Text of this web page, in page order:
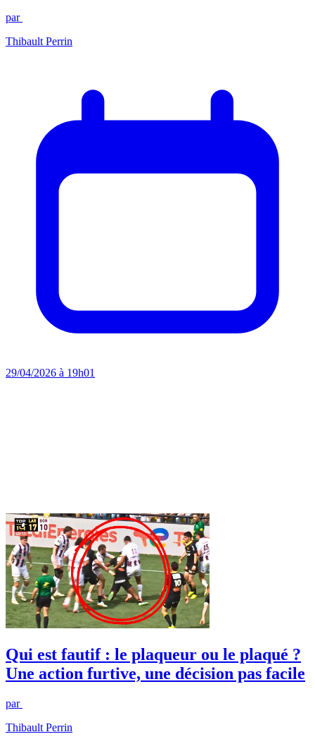
par
Thibault Perrin
29/04/2026 à 19h01
Qui est fautif : le plaqueur ou le plaqué ?
Une action furtive, une décision pas facile
par
Thibault Perrin